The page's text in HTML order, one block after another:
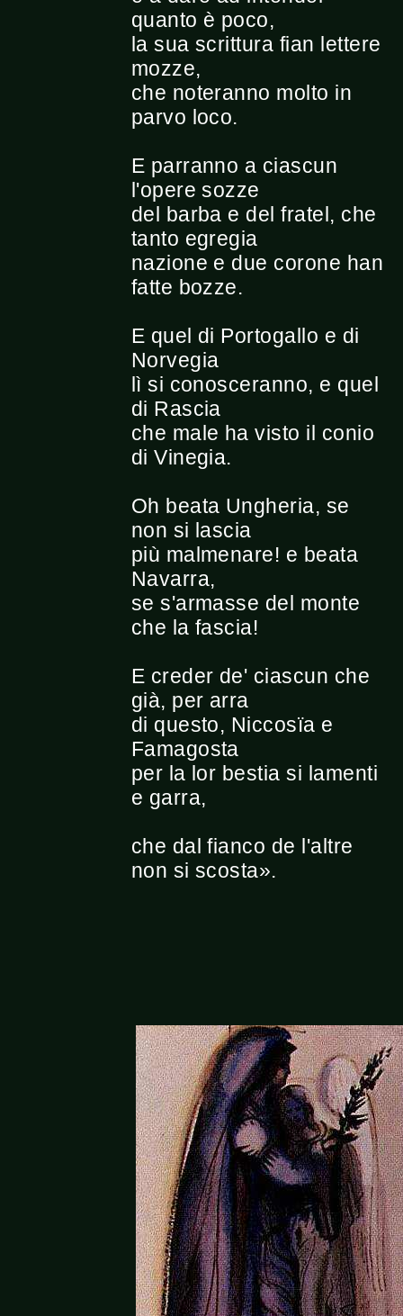
quanto è poco,
la sua scrittura fian lettere
mozze,
che noteranno molto in
parvo loco.
E parranno a ciascun
l'opere sozze
del barba e del fratel, che
tanto egregia
nazione e due corone han
fatte bozze.
E quel di Portogallo e di
Norvegia
lì si conosceranno, e quel
di Rascia
che male ha visto il conio
di Vinegia.
Oh beata Ungheria, se
non si lascia
più malmenare! e beata
Navarra,
se s'armasse del monte
che la fascia!
E creder de' ciascun che
già, per arra
di questo, Niccosïa e
Famagosta
per la lor bestia si lamenti
e garra,
che dal fianco de l'altre
non si scosta».